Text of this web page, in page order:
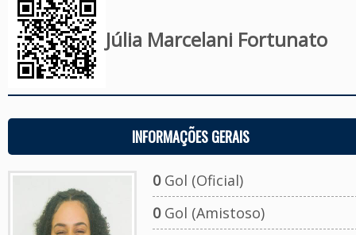
Júlia Marcelani Fortunato
INFORMAÇÕES GERAIS
0Gol (Oficial)
0Gol (Amistoso)